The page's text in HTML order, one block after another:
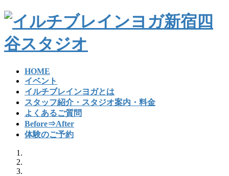
コ
テ
ン
ナ
ゲ
ー
HOME
イベント
イルチブレインヨガとは
スタッフ紹介・スタジオ案内・料金
よくあるご質問
Before⇒After
体験のご予約